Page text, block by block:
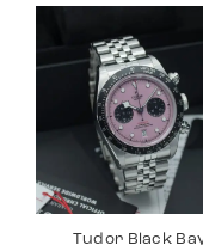
Tudor Black